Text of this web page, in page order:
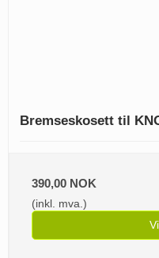
Bremseskosett til
390,00 NOK
(inkl. mva.)